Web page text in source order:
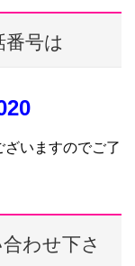
号は
いますのでご了
わせ下さ